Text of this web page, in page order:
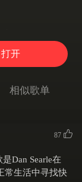
打开
相似歌单
87
Dan Searle在
常生活中寻找快